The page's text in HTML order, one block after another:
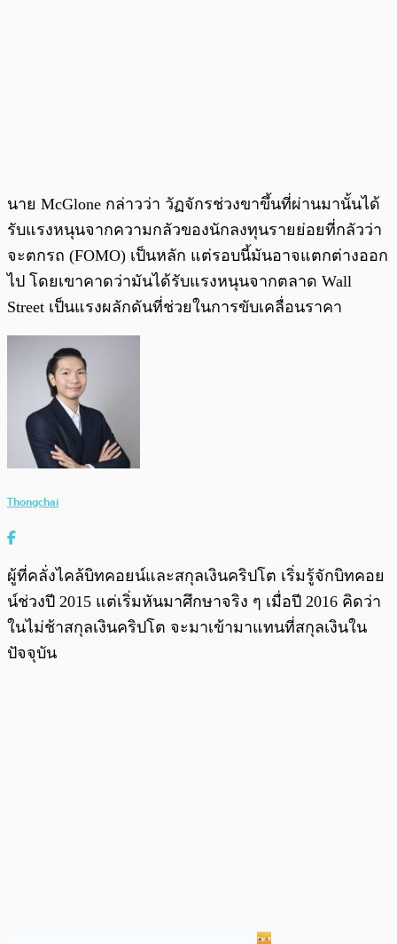
นาย McGlone กล่าวว่า วัฏจักรช่วงขาขึ้นที่ผ่านมานั้นได้
รับแรงหนุนจากความกลัวของนักลงทุนรายย่อยที่กลัวว่า
จะตกรถ (FOMO) เป็นหลัก แต่รอบนี้มันอาจแตกต่างออก
ไป โดยเขาคาดว่ามันได้รับแรงหนุนจากตลาด Wall
Street เป็นแรงผลักดันที่ช่วยในการขับเคลื่อนราคา
Thongchai
ผู้ที่คลั่งไคล้บิทคอยน์และสกุลเงินคริปโต เริ่มรู้จักบิทคอย
น์ช่วงปี 2015 แต่เริ่มหันมาศึกษาจริง ๆ เมื่อปี 2016 คิดว่า
ในไม่ช้าสกุลเงินคริปโต จะมาเข้ามาแทนที่สกุลเงินใน
ปัจจุบัน